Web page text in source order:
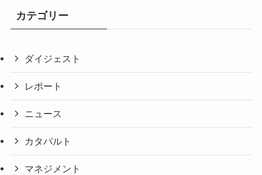
カテゴリー
ダイジェスト
レポート
ニュース
カタパルト
マネジメント